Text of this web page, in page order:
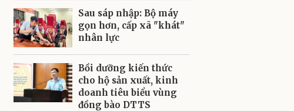
Sau sáp nhập: Bộ máy
gọn hơn, cấp xã "khát"
nhân lực
Bồi dưỡng kiến thức
cho hộ sản xuất, kinh
doanh tiêu biểu vùng
đồng bào DTTS